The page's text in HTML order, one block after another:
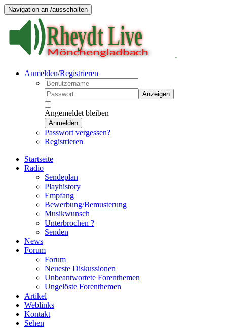
Navigation an-/ausschalten
Anmelden/Registrieren
Anzeigen
Angemeldet bleiben
Anmelden
Passwort vergessen?
Registrieren
Startseite
Radio
Sendeplan
Playhistory
Empfang
Bewerbung/Bemusterung
Musikwunsch
Unterbrochen ?
Senden
News
Forum
Forum
Neueste Diskussionen
Unbeantwortete Forenthemen
Ungelöste Forenthemen
Artikel
Weblinks
Kontakt
Sehen